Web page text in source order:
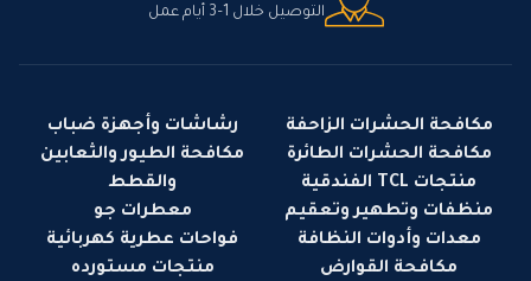
التوصيل خلال 1–3 أيام عمل
مكافحة الحشرات الزاحفة
مكافحة الحشرات الطائرة
منتجات TCL الفندقية
منظفات وتطهير وتعقيم
معدات وأدوات النظافة
مكافحة القوارض
رشاشات وأجهزة ضباب
مكافحة الطيور والثعابين
والقطط
معطرات جو
فواحات عطرية كهربائية
منتجات مستورده